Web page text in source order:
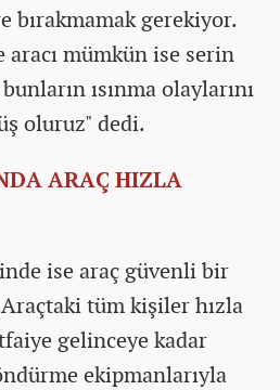
bırakmamak gerekiyor.
aracı mümkün ise serin
ısınma olaylarını
oluruz" dedi.
ARAÇ HIZLA
ise araç güvenli bir
tüm kişiler hızla
gelinceye kadar
ekipmanlarıyla